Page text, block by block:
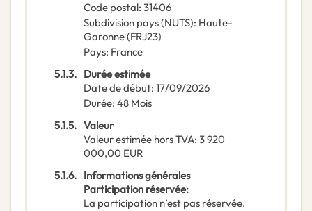
Code postal: 31406
Subdivision pays (NUTS): Haute-
Garonne(FRJ23)
Pays: France
5.1.3. Durée estimée
Date de début: 17/09/2026
Durée: 48 Mois
5.1.5. Valeur
Valeur estimée hors TVA: 3 920
000,00 EUR
5.1.6. Informations générales
Participation réservée:
La participation n’est pas réservée.